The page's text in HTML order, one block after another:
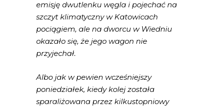
emisję dwutlenku węgla i pojechać na
szczyt klimatyczny w Katowicach
pociągiem, ale na dworcu w Wiedniu
okazało się, że jego wagon nie
przyjechał.
Albo jak w pewien wcześniejszy
poniedziałek, kiedy kolej została
sparaliżowana przez kilkustopniowy